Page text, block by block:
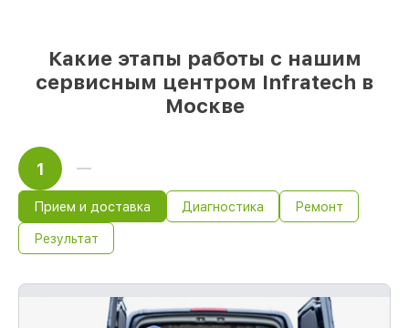
Какие этапы работы с нашим
сервисным центром Infratech в
Москве
1
Прием и доставка Диагностика Ремонт
Результат